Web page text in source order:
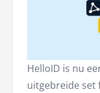
HelloID is nu
uitgebreide set